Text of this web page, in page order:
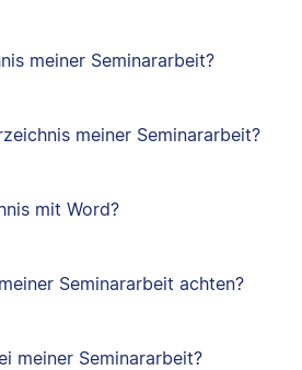
meiner Seminararbeit?
meiner Seminararbeit?
mit Word?
Seminararbeit achten?
meiner Seminararbeit?